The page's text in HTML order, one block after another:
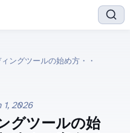
1, 2026
ィングツールの始